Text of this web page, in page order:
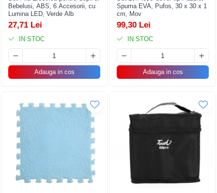
Bebelusi, ABS, 6 Accesorii, cu
Lumina LED, Verde Alb
27,71 Lei
IN STOC
Adauga in cos
Spuma EVA, Pufos, 30 x 30 x 1
cm, Mov
99,30 Lei
IN STOC
Adauga in cos